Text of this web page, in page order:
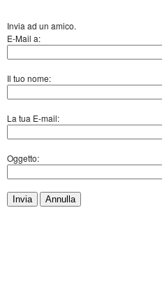
Invia ad un amico.
E-Mail a:
Il tuo nome:
La tua E-mail:
Oggetto:
Invia Annulla